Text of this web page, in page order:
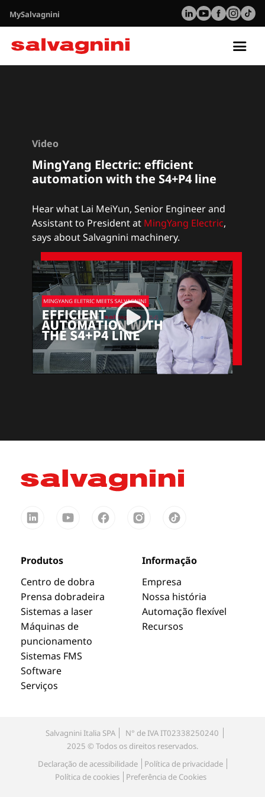
MySalvagnini
Video
MingYang Electric: efficient
automation with the S4+P4 line
Hear what Lai MeiYun, Senior Engineer and
Assistant to President at MingYang Electric,
says about Salvagnini machinery.
Produtos
Centro de dobra
Prensa dobradeira
Sistemas a laser
Máquinas de
puncionamento
Sistemas FMS
Software
Serviços
Informação
Empresa
Nossa história
Automação flexível
Recursos
Salvagnini Italia SPA
N° de IVA IT02338250240
2025 © Todos os direitos reservados.
Declaração de acessibilidade
Política de privacidade
Política de cookies
Preferência de Cookies